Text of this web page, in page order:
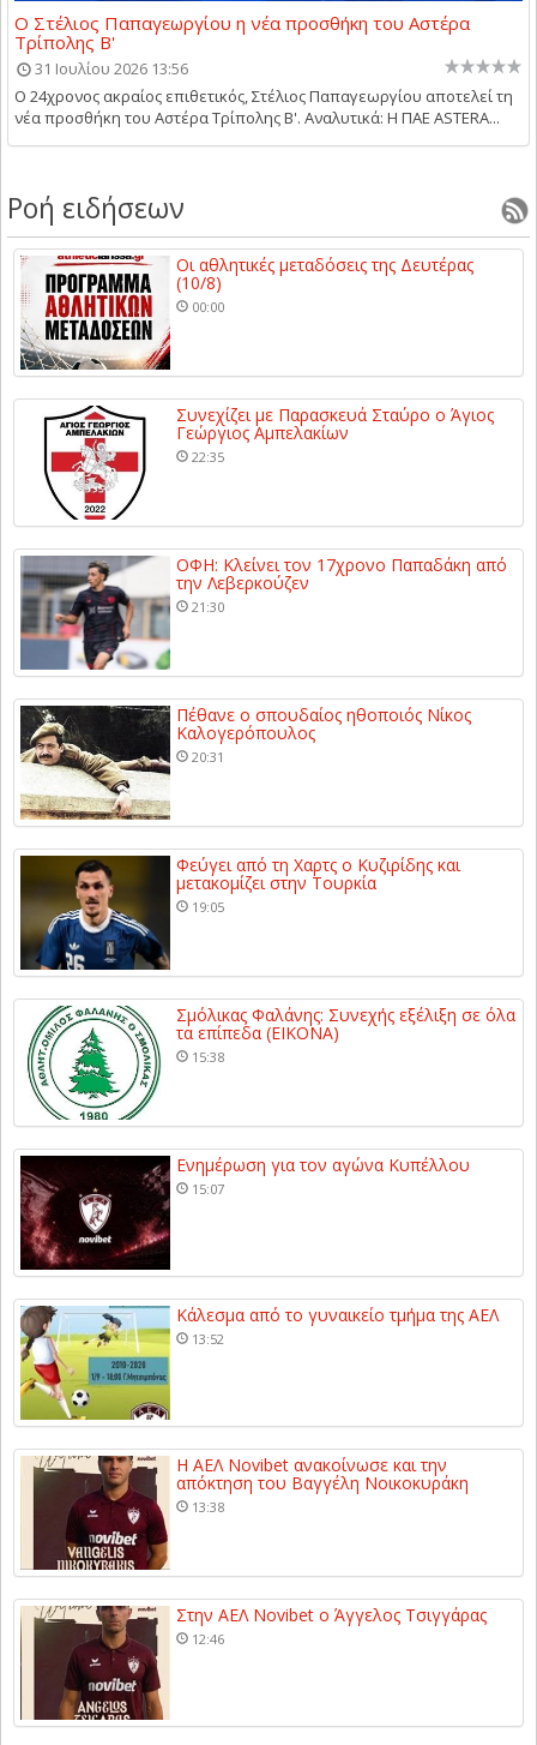
Ο Στέλιος Παπαγεωργίου η νέα προσθήκη του Αστέρα
Τρίπολης Β'
31 Ιουλίου 2026 13:56
Ο 24χρονος ακραίος επιθετικός, Στέλιος Παπαγεωργίου αποτελεί τη
νέα προσθήκη του Αστέρα Τρίπολης Β'. Αναλυτικά: Η ΠΑΕ ASTERA...
Ροή ειδήσεων
Οι αθλητικές μεταδόσεις της Δευτέρας
(10/8)
00:00
Συνεχίζει με Παρασκευά Σταύρο ο Άγιος
Γεώργιος Αμπελακίων
22:35
ΟΦΗ: Κλείνει τον 17χρονο Παπαδάκη από
την Λεβερκούζεν
21:30
Πέθανε ο σπουδαίος ηθοποιός Νίκος
Καλογερόπουλος
20:31
Φεύγει από τη Χαρτς ο Κυζιρίδης και
μετακομίζει στην Τουρκία
19:05
Σμόλικας Φαλάνης: Συνεχής εξέλιξη σε όλα
τα επίπεδα (ΕΙΚΟΝΑ)
15:38
Ενημέρωση για τον αγώνα Κυπέλλου
15:07
Κάλεσμα από το γυναικείο τμήμα της ΑΕΛ
13:52
Η ΑΕΛ Novibet ανακοίνωσε και την
απόκτηση του Βαγγέλη Νοικοκυράκη
13:38
Στην ΑΕΛ Novibet ο Άγγελος Τσιγγάρας
12:46